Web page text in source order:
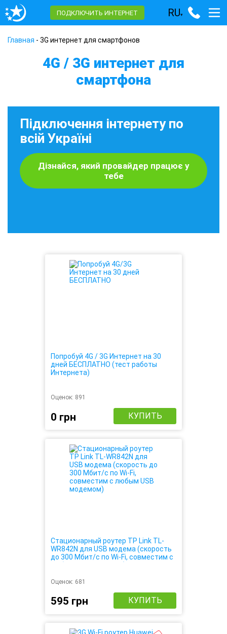
ПОДКЛЮЧИТЬ ИНТЕРНЕТ RU▾
Главная - 3G интернет для смартфонов
4G / 3G интернет для
смартфона
Підключення інтернету по
всій Україні
Дізнайся, який провайдер працює у
тебе
Попробуй 4G / 3G Интернет на 30
дней БЕСПЛАТНО (тест работы
Интернета)
Оценок: 891
0 грн КУПИТЬ
Стационарный роутер TP Link TL-
WR842N для USB модема (скорость
до 300 Мбит/с по Wi-Fi, совместим с
любым USB модемом)
Оценок: 681
595 грн КУПИТЬ